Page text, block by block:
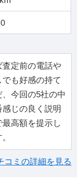
定前の電話や
も好感の持て
今回の5社の中
じの良く説明
高額を提示し
コミの詳細を見る